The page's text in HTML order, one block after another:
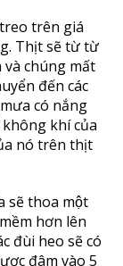
trên giá
Thịt sẽ từ từ
chúng mất
đến các
có nắng
khí của
nó trên thịt
sẽ thoa một
hơn lên
đùi heo sẽ có
đâm vào 5